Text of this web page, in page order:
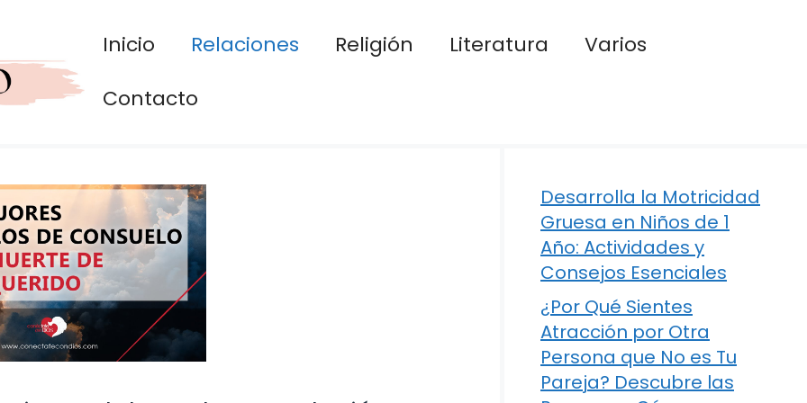
Inicio Relaciones Religión Literatura
Varios
Contacto
Desarrolla la Motricidad
Gruesa en Niños de 1
Año: Actividades y
Consejos Esenciales
¿Por Qué Sientes
Atracción por Otra
Persona que No es Tu
Pareja? Descubre las